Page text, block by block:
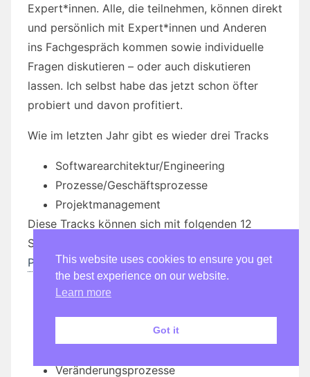
Expert*innen. Alle, die teilnehmen, können direkt
und persönlich mit Expert*innen und Anderen
ins Fachgespräch kommen sowie individuelle
Fragen diskutieren – oder auch diskutieren
lassen. Ich selbst habe das jetzt schon öfter
probiert und davon profitiert.
Wie im letzten Jahr gibt es wieder drei Tracks
Softwarearchitektur/Engineering
Prozesse/Geschäftsprozesse
Projektmanagement
Diese Tracks können sich mit folgenden 12
Schwerpunkten befassen (das genaue
Programmwird am26. Feb.veröffentlicht):
Kommunikation/Kollaboration
Veränderungsprozesse
This website uses cookies to ensure you get
the best experience on our website.
Learn more
Got it